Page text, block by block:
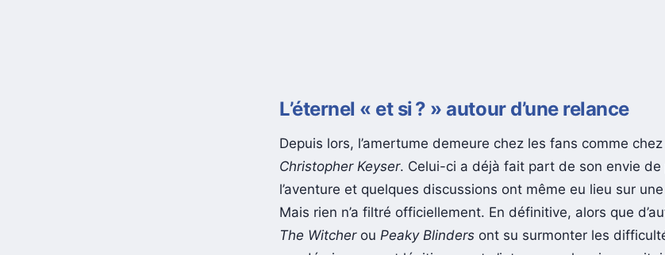
L’éternel « et si ? » autour d’une relance
Depuis lors, l’amertume demeure chez les fans comme chez
Christopher Keyser . Celui-ci a déjà fait part de son envie de
l’aventure et quelques discussions ont même eu lieu sur une
Mais rien n’a filtré officiellement. En définitive, alors que
The Witcher
Peaky Blinders ont su surmonter les